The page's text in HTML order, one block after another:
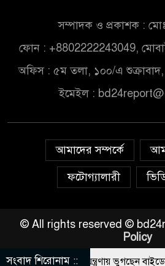
সম্পাদক ও প্রকাশক :
ফোন : +8802222243049,
অফিস : ৫ম তলা, ১০০/এ শুক্রাবাদ,
ইমেইল :
আমাদের সম্পর্কে
ফটোগ্যালারী
© All rights reserved ©
Policy
সংবাদ শিরোনাম ::
পড়ায় তীব্র যন্ত্রণায় ভুগছেন বাইডেন